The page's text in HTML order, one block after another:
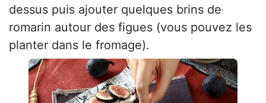
dessus puis ajouter quelques brins de
romarin autour des figues (vous pouvez les
planter dans le fromage).